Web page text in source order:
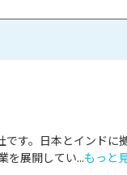
す。日本とインドに
を展開してい...もっと